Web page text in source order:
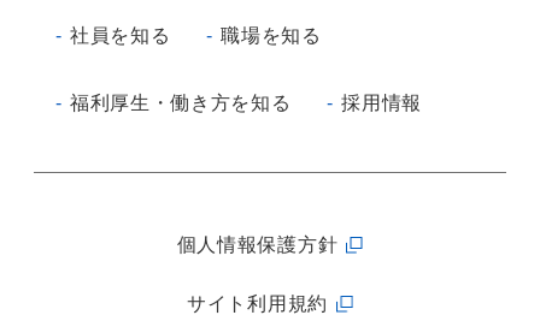
社員を知る 職場を知る
福利厚生・働き方を知る 採用情報
個人情報保護方針
サイト利用規約